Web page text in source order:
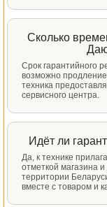
Сколько
Срок гарантийного
возможно
техника
сервисного центра.
Идёт ли
Да, к технике
отметкой магазина
территории
вместе с товаром и